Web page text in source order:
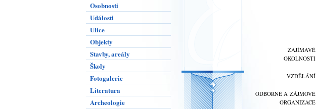
Osobnosti
Události
Ulice
Objekty
Stavby, areály
Školy
Fotogalerie
Literatura
Archeologie
ZAJÍMAVÉ
OKOLNOSTI
VZDĚLÁNÍ
ODBORNÉ A ZÁJMOVÉ
ORGANIZACE